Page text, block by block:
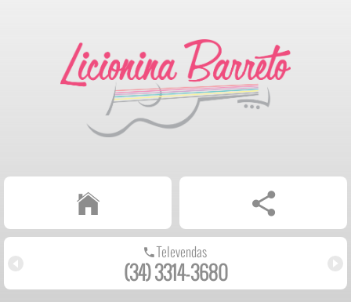
Televendas
(34) 3314-3680